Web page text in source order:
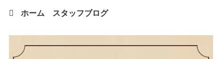
ホーム スタッフブログ